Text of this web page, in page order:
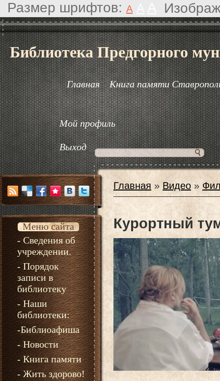
Размер шрифтов: A
Библиотека Предгорного
Главная Книга памяти
Мой профиль
Выход
Меню сайта
- Сведения об
учреждении.
- Порядок
записи в
библиотеку
- Наши
библиотеки:
-Библиоафиша
- Новости
- Книга памяти
- Жить здорово!
Главная »Видео »
Курортный